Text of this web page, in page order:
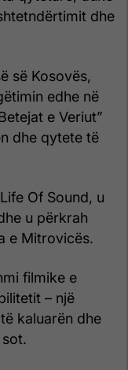
dhe
së Kosovës,
edhe në
e Veriut”
dhe qytete të
Of Sound, u
u përkrah
e Mitrovicës.
filmike e
– një
kaluarën dhe